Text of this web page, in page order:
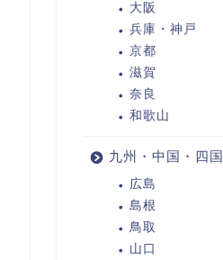
大阪
兵庫・神戸
京都
滋賀
奈良
和歌山
九州・中国・四国
広島
島根
鳥取
山口